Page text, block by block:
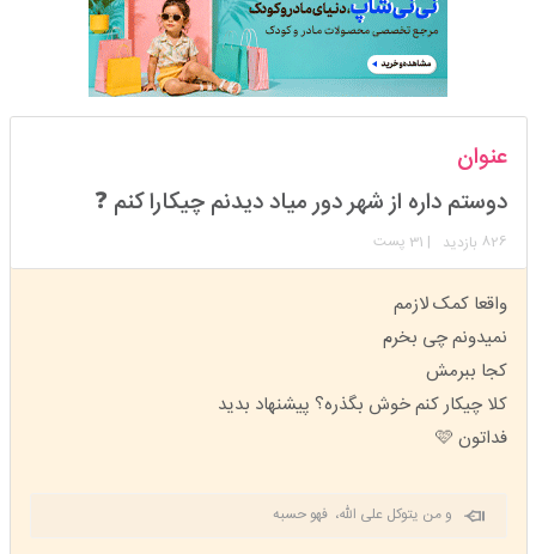
عضویت: 1401/09/30 تعداد پست: 6210
عنوان
دوستم داره از شهر دور میاد دیدنم چیکارا کنم ❓️
826 بازدید | 31 پست
واقعا کمک لازمم
نمیدونم چی بخرم
کجا ببرمش
کلا چیکار کنم خوش بگذره؟ پیشنهاد بدید
فداتون 🩷
و من یتوکل علی الله، فهو حسبه